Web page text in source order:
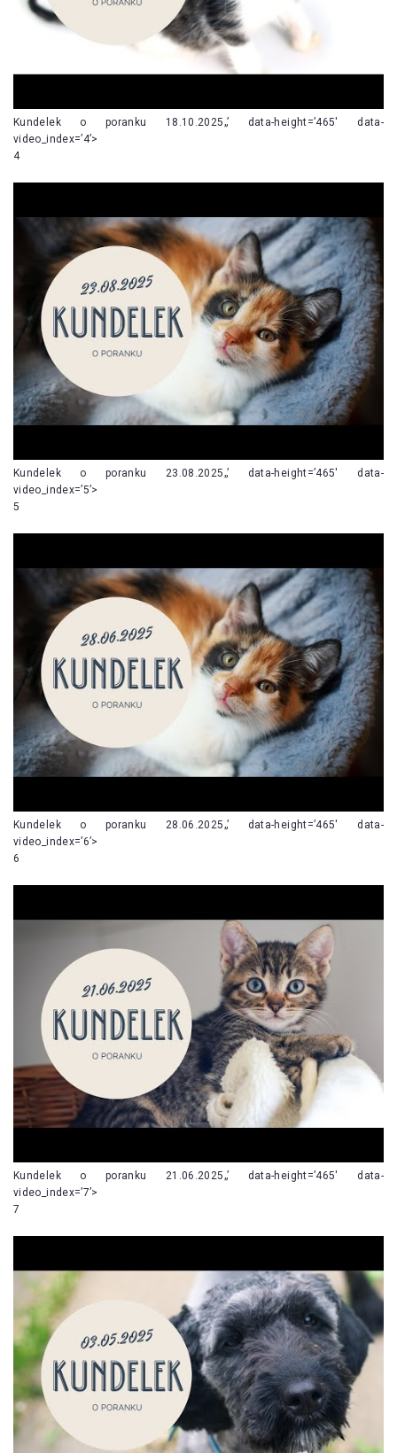
Kundelek o poranku 18.10.2025„’ data-height=’465′ data-
video_index=’4’>
4
Kundelek o poranku 23.08.2025„’ data-height=’465′ data-
video_index=’5’>
5
Kundelek o poranku 28.06.2025„’ data-height=’465′ data-
video_index=’6’>
6
Kundelek o poranku 21.06.2025„’ data-height=’465′ data-
video_index=’7’>
7